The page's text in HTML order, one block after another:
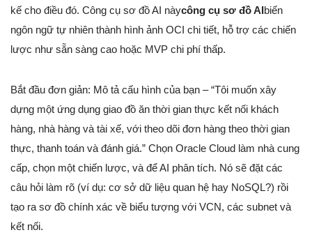
kế cho điều đó. Công cụ sơ đồ AI nàycông cụ sơ đồ AIbiến
ngôn ngữ tự nhiên thành hình ảnh OCI chi tiết, hỗ trợ các chiến
lược như sẵn sàng cao hoặc MVP chi phí thấp.
Bắt đầu đơn giản: Mô tả cấu hình của bạn – “Tôi muốn xây
dựng một ứng dụng giao đồ ăn thời gian thực kết nối khách
hàng, nhà hàng và tài xế, với theo dõi đơn hàng theo thời gian
thực, thanh toán và đánh giá.” Chọn Oracle Cloud làm nhà cung
cấp, chọn một chiến lược, và để AI phân tích. Nó sẽ đặt các
câu hỏi làm rõ (ví dụ: cơ sở dữ liệu quan hệ hay NoSQL?) rồi
tạo ra sơ đồ chính xác về biểu tượng với VCN, các subnet và
kết nối.